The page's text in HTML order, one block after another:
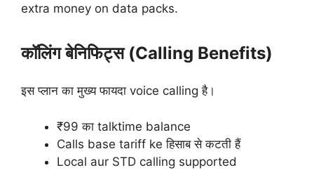
extra money on data packs.
कॉलिंग बेनिफिट्स (Calling Benefits)
इस प्लान का मुख्य फायदा voice calling है।
₹99 का talktime balance
Calls base tariff ke हिसाब से कटती हैं
Local aur STD calling supported